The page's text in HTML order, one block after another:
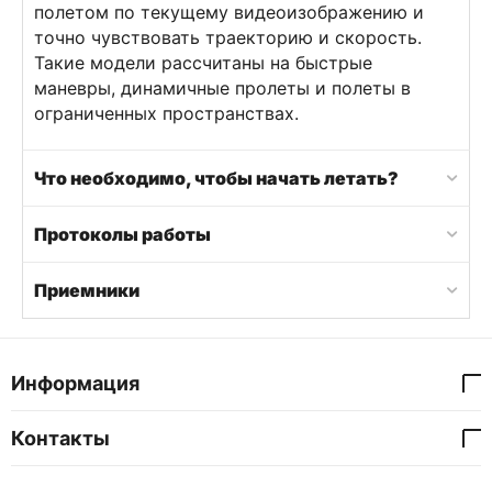
полетом по текущему видеоизображению и
точно чувствовать траекторию и скорость.
Такие модели рассчитаны на быстрые
маневры, динамичные пролеты и полеты в
ограниченных пространствах.
Что необходимо, чтобы начать летать?
Протоколы работы
Приемники
Информация
Контакты